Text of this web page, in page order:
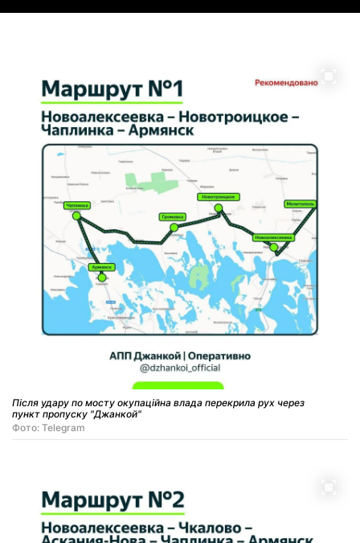
Після удару по мосту окупаційна влада перекрила рух через
пункт пропуску "Джанкой"
Фото: Telegram